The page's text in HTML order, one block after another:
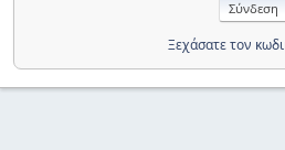
Ξεχάσατε τον